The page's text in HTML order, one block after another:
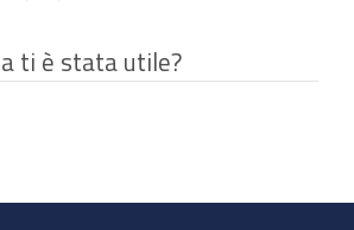
ti è stata utile?